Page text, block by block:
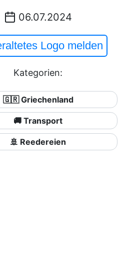
06.07.2024
Logo melden
Kategorien:
🇬🇷 Griechenland
🚚 Transport
🚢 Reedereien